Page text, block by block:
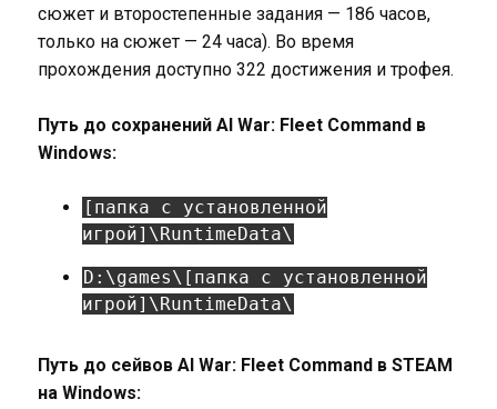
сюжет и второстепенные задания — 186 часов,
только на сюжет — 24 часа). Во время
прохождения доступно 322 достижения и трофея.
Путь до сохранений AI War: Fleet Command в
Windows:
[папка с установленной
игрой]\RuntimeData\
D:\games\[папка с установленной
игрой]\RuntimeData\
Путь до сейвов AI War: Fleet Command в STEAM
на Windows: